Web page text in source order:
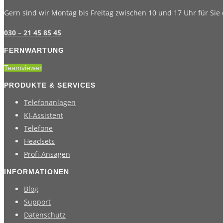
Gern sind wir Montag bis Freitag zwischen 10 und 17 Uhr für Sie
030 – 21 45 85 45
FERNWARTUNG
Teamviewer
PRODUKTE & SERVICES
Telefonanlagen
KI-Assistent
Telefone
Headsets
Profi-Ansagen
INFORMATIONEN
Blog
Support
Datenschutz